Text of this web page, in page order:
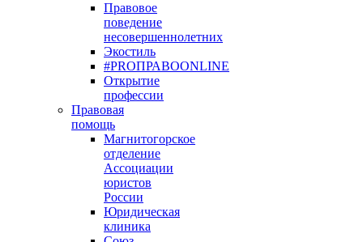
Правовое
поведение
несовершеннолетних
Экостиль
#PROПРАВОONLINE
Открытие
профессии
Правовая
помощь
Магнитогорское
отделение
Ассоциации
юристов
России
Юридическая
клиника